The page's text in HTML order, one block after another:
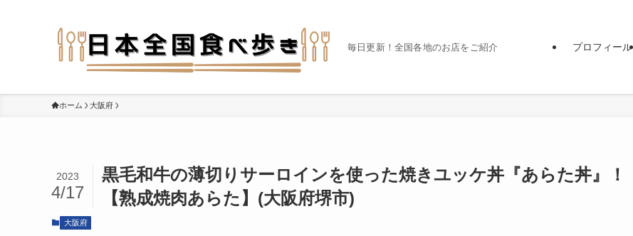
毎日更新！全国各地のお店をご紹介 プロフィール
ホーム 大阪府
黒毛和牛の薄切りサーロインを使った焼きユッケ丼『あらた丼』！
【熟成焼肉あらた】(大阪府堺市)
2023
4/17
大阪府